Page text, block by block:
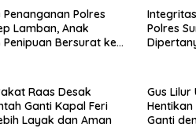
Penanganan Polres
Lamban, Anak
Bersurat ke
Polres
Raas Desak
Ganti Kapal Feri
Layak dan Aman
Gus Lilur
Ganti